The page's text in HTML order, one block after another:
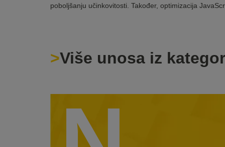
poboljšanju učinkovitosti. Također, optimizacija
Više unosa iz